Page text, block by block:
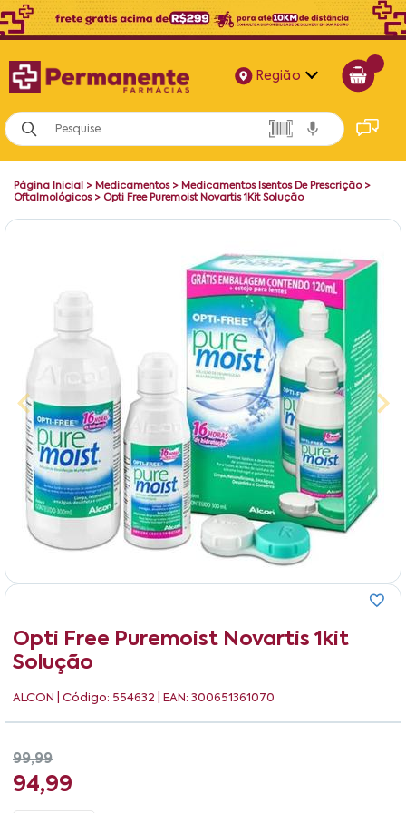
Região
Alagoas
Bahia
Paraíba
Página Inicial > Medicamentos> Medicamentos Isentos De Prescrição>
Oftalmológicos> Opti Free Puremoist Novartis 1Kit Solução
Opti Free Puremoist Novartis 1kit
Solução
ALCON | Código: 554632 | EAN: 300651361070
99,99
94,99